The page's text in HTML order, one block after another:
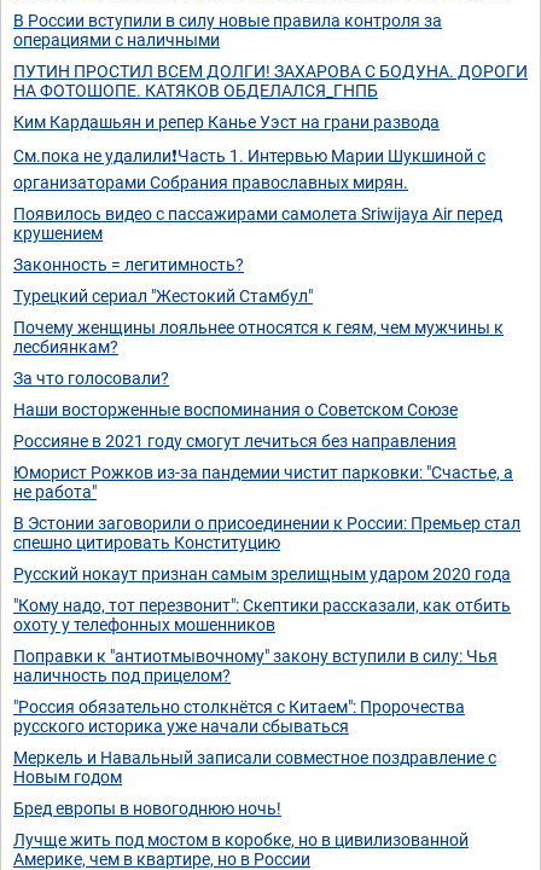
В России вступили в силу новые правила контроля за
операциями с наличными
ПУТИН ПРОСТИЛ ВСЕМ ДОЛГИ! ЗАХАРОВА С БОДУНА. ДОРОГИ
НА ФОТОШОПЕ. КАТЯКОВ ОБДЕЛАЛСЯ_ГНПБ
Ким Кардашьян и репер Канье Уэст на грани развода
См.пока не удалили❗️Часть 1. Интервью Марии Шукшиной с
организаторами Собрания православных мирян.
Появилось видео с пассажирами самолета Sriwijaya Air перед
крушением
Законность = легитимность?
Турецкий сериал "Жестокий Стамбул"
Почему женщины лояльнее относятся к геям, чем мужчины к
лесбиянкам?
За что голосовали?
Наши восторженные воспоминания о Советском Союзе
Россияне в 2021 году смогут лечиться без направления
Юморист Рожков из-за пандемии чистит парковки: "Счастье, а
не работа"
В Эстонии заговорили о присоединении к России: Премьер стал
спешно цитировать Конституцию
Русский нокаут признан самым зрелищным ударом 2020 года
"Кому надо, тот перезвонит": Скептики рассказали, как отбить
охоту у телефонных мошенников
Поправки к "антиотмывочному" закону вступили в силу: Чья
наличность под прицелом?
"Россия обязательно столкнётся с Китаем": Пророчества
русского историка уже начали сбываться
Меркель и Навальный записали совместное поздравление с
Новым годом
Бред европы в новогоднюю ночь!
Лучще жить под мостом в коробке, но в цивилизованной
Америке, чем в квартире, но в России